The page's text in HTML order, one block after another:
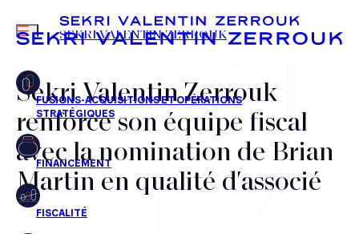
FR EN
MENU SEKRI VALENTIN ZERROUK
Sekri Valentin Zerrouk
renforce son équipe fiscal
avec la nomination de Brian
Martin en qualité d'associé